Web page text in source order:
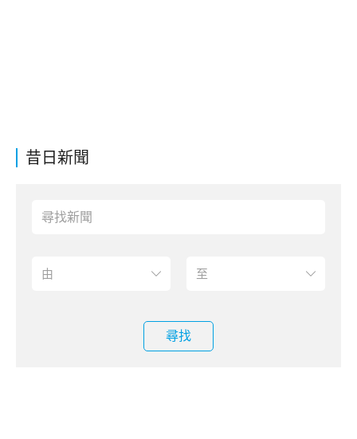
昔日新聞
尋找